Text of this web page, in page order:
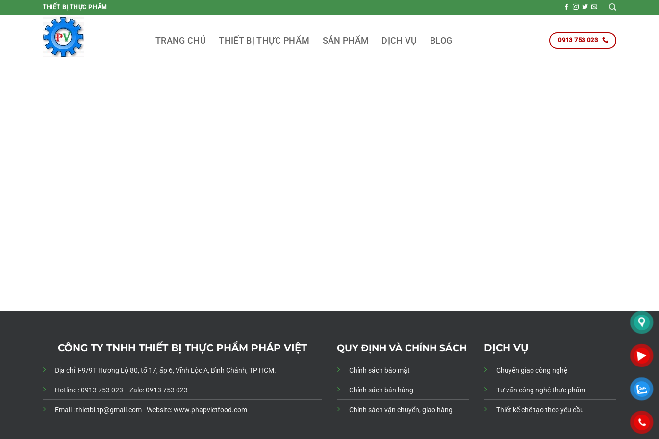
qua
THIẾT BỊ THỰC PHẨM
TRANG CHỦ THIẾT BỊ THỰC PHẨM SẢN PHẨM DỊCH VỤ BLOG 0913 753 023
CÔNG TY TNHH THIẾT BỊ THỰC PHẨM PHÁP VIỆT
Địa chỉ: F9/9T Hương Lộ 80, tổ 17, ấp 6, Vĩnh Lộc A, Bình Chánh, TP HCM.
Hotline : 0913 753 023 - Zalo: 0913 753 023
Email : thietbi.tp@gmail.com -Website: www.phapvietfood.com
QUY ĐỊNH VÀ CHÍNH SÁCH
Chính sách bảo mật
Chính sách bán hàng
Chính sách vận chuyển, giao hàng
DỊCH VỤ
Chuyển giao công nghệ
Tư vấn công nghệ thực phẩm
Thiết kế chế tạo theo yêu cầu